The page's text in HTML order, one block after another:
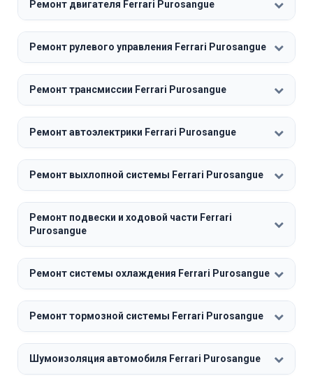
Ремонт двигателя Ferrari Purosangue
Ремонт рулевого управления Ferrari Purosangue
Ремонт трансмиссии Ferrari Purosangue
Ремонт автоэлектрики Ferrari Purosangue
Ремонт выхлопной системы Ferrari Purosangue
Ремонт подвески и ходовой части Ferrari
Purosangue
Ремонт системы охлаждения Ferrari Purosangue
Ремонт тормозной системы Ferrari Purosangue
Шумоизоляция автомобиля Ferrari Purosangue